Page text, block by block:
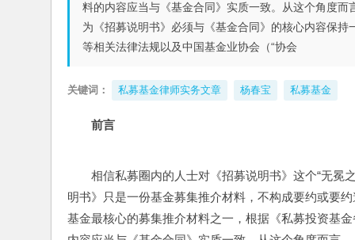
料的内容应当与《基金合同》实质一致。从这个角度
为《招募说明书》必须与《基金合同》的核心内容保
等相关法律法规以及中国基金业协会（“协会
关键词： 私募基金律师实务文章 杨春宝 私募基金
前言
相信私募圈内的人士对《招募说明书》这个“无冕
明书》只是一份基金募集推介材料，不构成要约或要
基金最核心的募集推介材料之一，根据《私募投资基